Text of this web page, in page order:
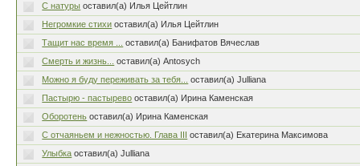
С натуры оставил(а) Илья Цейтлин
Негромкие стихи оставил(а) Илья Цейтлин
Тащит нас время ...
оставил(а) Банифатов Вячеслав
Смерть и жизнь...
оставил(а) Antosych
Можно я буду переживать за тебя...
оставил(а) Julliana
Пастырю - пастырево оставил(а) Ирина Каменская
Оборотень оставил(а) Ирина Каменская
С отчаяньем и нежностью. Глава III оставил(а) Екатерина Максимова
Улыбка оставил(а) Julliana